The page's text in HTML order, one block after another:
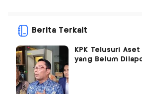
Berita Terkait
KPK Telusuri Aset
yang Belum